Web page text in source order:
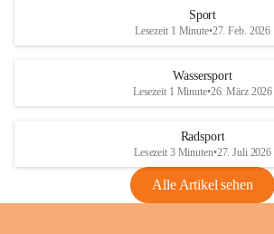
Rebe und der Amerikanischen
Anhang VBl. EU Nr. 18
1 Seite•1,4 MB
VBl. EU Nr. 18_2026
Sport
Lesezeit 1 Minute•27. Feb. 2026
Wassersport
Lesezeit 1 Minute•26. März 2026
Radsport
Lesezeit 3 Minuten•27. Juli 2026
Alle Artikel sehen